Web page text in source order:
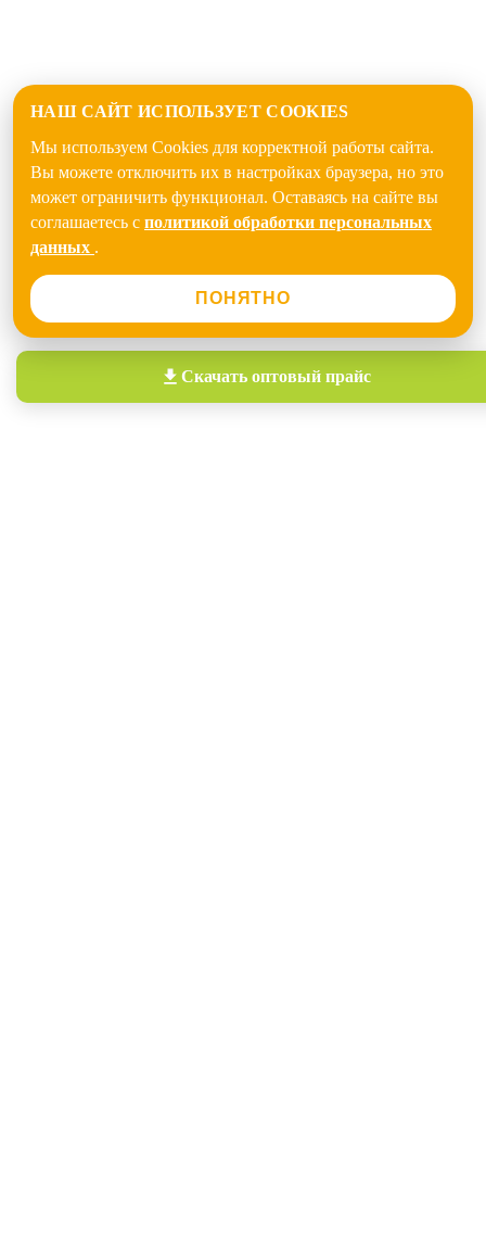
НАШ САЙТ ИСПОЛЬЗУЕТ COOKIES
Мы используем Cookies для корректной работы сайта.
Вы можете отключить их в настройках браузера, но это
может ограничить функционал. Оставаясь на сайте вы
соглашаетесь с политикой обработки персональных
данных .
ПОНЯТНО
Скачать оптовый прайс